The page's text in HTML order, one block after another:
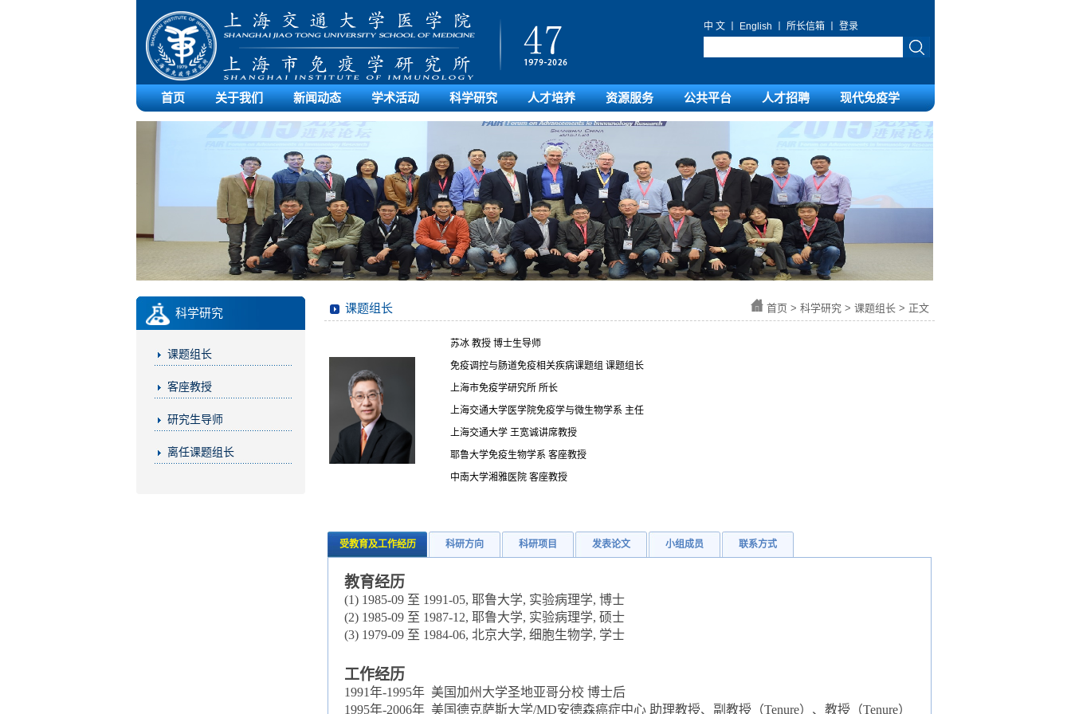
中 文 English 所长信箱 登录
首页 关于我们 新闻动态 学术活动 科学研究 人才培养 资源服务 公共平台 人才招聘 现代免疫学
科学研究
课题组长
客座教授
研究生导师
离任课题组长
课题组长 首页 > 科学研究 > 课题组长 > 正文
苏冰 教授 博士生导师
免疫调控与肠道免疫相关疾病课题组 课题组长
上海市免疫学研究所 所长
上海交通大学医学院免疫学与微生物学系 主任
上海交通大学 王宽诚讲席教授
耶鲁大学免疫生物学系 客座教授
中南大学湘雅医院 客座教授
受教育及工作经历 科研方向 科研项目 发表论文 小组成员 联系方式
教育经历
(1) 1985-09 至 1991-05, 耶鲁大学, 实验病理学, 博士
(2) 1985-09 至 1987-12, 耶鲁大学, 实验病理学, 硕士
(3) 1979-09 至 1984-06, 北京大学, 细胞生物学, 学士
工作经历
1991年-1995年 美国加州大学圣地亚哥分校 博士后
1995年-2006年 美国德克萨斯大学/MD安德森癌症中心 助理教授、副教授（Tenure）、教授（Tenure）